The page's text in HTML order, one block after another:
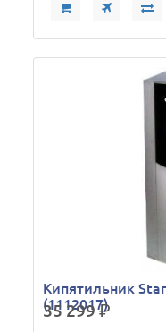
Кипятильник
(1112017)
35 299р.